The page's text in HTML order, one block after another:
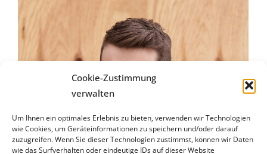
Cookie-Zustimmung
verwalten
Um Ihnen ein optimales Erlebnis zu bieten, verwenden wir Technologien
wie Cookies, um Geräteinformationen zu speichern und/oder darauf
zuzugreifen. Wenn Sie dieser Technologien zustimmst, können wir Daten
wie das Surfverhalten oder eindeutige IDs auf dieser Website